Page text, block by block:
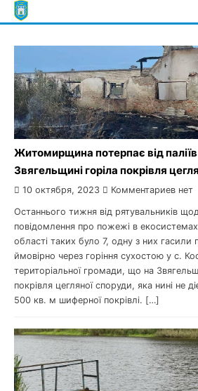
Skip
to
Житомирщина потерпає від
Звягельщині горіла покрівля
10 октября, 2023 Комментариев нет
Останнього тижня від рятувальників
повідомлення про пожежі в
області таких було 7, одну з них гасили
ймовірно через горіння сухостою у с.
територіальної громади, що на
покрівля цегляної споруди, яка нині не
500 кв. м шиферної покрівлі. […]